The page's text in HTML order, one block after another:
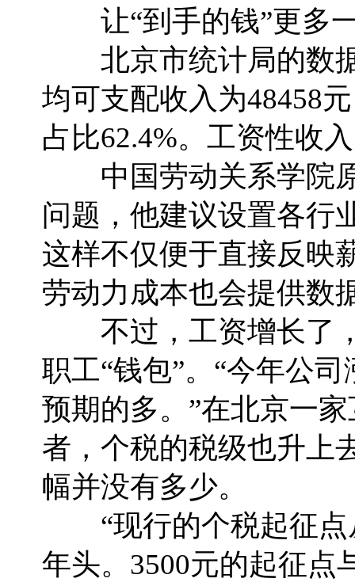
让“到手的钱”更多
北京市统计局的数据
均可支配收入为48458
占比62.4%。工资性收
中国劳动关系学院原
问题，他建议设置各行
这样不仅便于直接反映
劳动力成本也会提供数
不过，工资增长了，
职工“钱包”。“今年公
预期的多。”在北京一
者，个税的税级也升上
幅并没有多少。
“现行的个税起征点
年头。3500元的起征点